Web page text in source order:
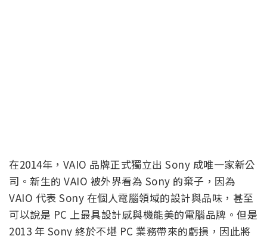
在2014年，VAIO 品牌正式獨立出 Sony 成唯一家新公
司。新生的 VAIO 被外界看為 Sony 的棄子，因為
VAIO 代表 Sony 在個人電腦領域的設計與品味，甚至
可以說是 PC 上最具設計感與機能美的電腦品牌。但是
2013 年 Sony 終於不堪 PC 業務帶來的虧損，因此將